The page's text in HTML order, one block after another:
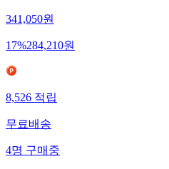
341,050원
17%284,210원
8,526 적립
무료배송
4명 구매중